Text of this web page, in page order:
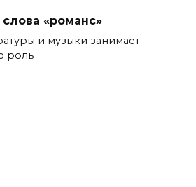
«романс»
и музыки занимает
роль